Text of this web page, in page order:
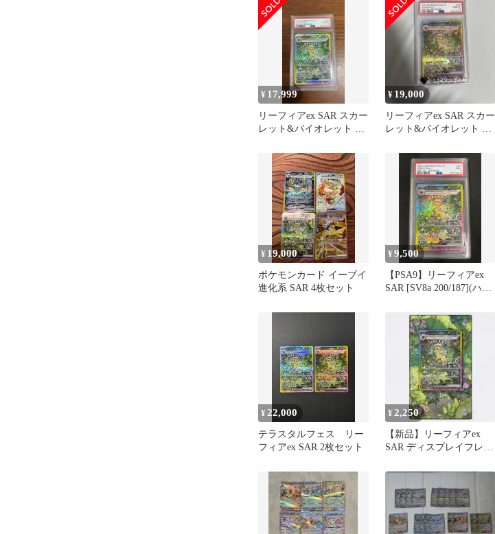
¥ 17,999
リーフィアex SAR スカー
レット&バイオレット ハ
タ…
¥ 19,000
リーフィアex SAR スカー
レット&バイオレット ハ
タ…
¥ 19,000
ポケモンカード イーブイ
進化系 SAR 4枚セット
¥9,500
【PSA9】リーフィアex
SAR [SV8a 200/187](ハイ
ルフェスex」)
¥22,000
テラスタルフェス リー
フィアex SAR 2枚セット
¥2,250
【新品】リーフィアex
SAR ディスプレイフレー